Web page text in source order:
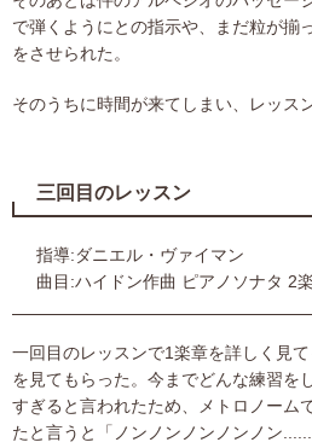
で弾くようにとの指示や、まだ粒が揃
をさせられた。
そのうちに時間が来てしまい、レッス
三回目のレッスン
指導:ダニエル・ヴァイマン
曲目:ハイドン作曲 ピアノソナタ 2
一回目のレッスンで1楽章を詳しく見
を見てもらった。今までどんな練習を
すぎると言われたため、メトロノーム
たと言うと「ノンノンノンノンノン